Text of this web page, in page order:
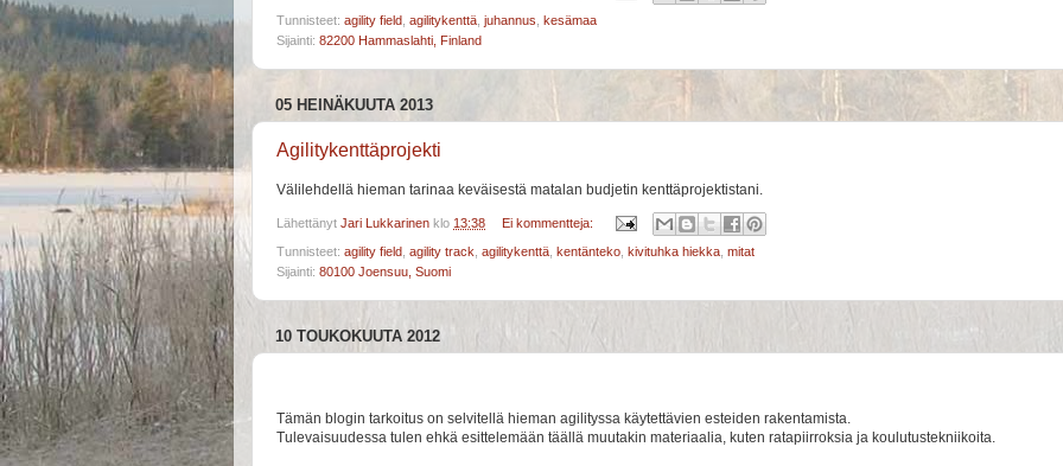
Tunnisteet: agility field agilitykenttä juhannus kesämaa
Sijainti: 82200 Hammaslahti, Finland
05 HEINÄKUUTA 2013
Agilitykenttäprojekti
Välilehdellä hieman tarinaa keväisestä matalan budjetin kenttäprojektistani.
Lähettänyt Jari Lukkarinen klo 13:38 Ei kommentteja:
Tunnisteet: agility field agility track agilitykenttä kentänteko kivituhka hiekka mitat
Sijainti: 80100 Joensuu, Suomi
10 TOUKOKUUTA 2012
Tämän blogin tarkoitus on selvitellä hieman agilityssa käytettävien esteiden rakentamista.
Tulevaisuudessa tulen ehkä esittelemään täällä muutakin materiaalia, kuten ratapiirroksia ja koulutustekniikoita.